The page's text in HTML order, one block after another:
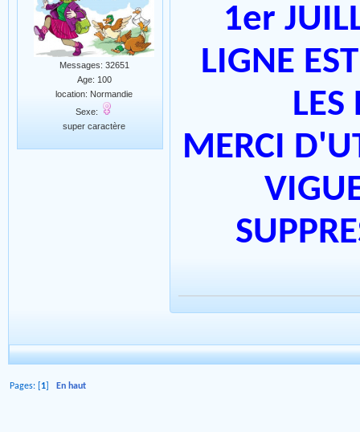
Messages: 32651
Age: 100
location: Normandie
Sexe:
super caractère
1er
LIGNE
LES
MERCI
Pages: [ 1 En haut